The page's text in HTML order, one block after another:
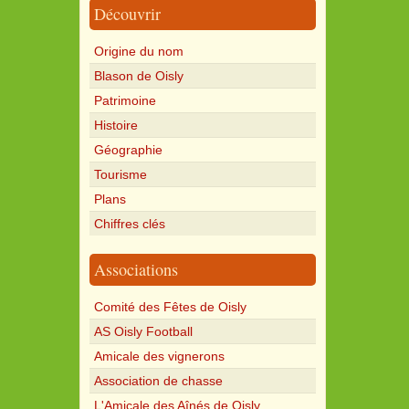
Découvrir
Origine du nom
Blason de Oisly
Patrimoine
Histoire
Géographie
Tourisme
Plans
Chiffres clés
Associations
Comité des Fêtes de Oisly
AS Oisly Football
Amicale des vignerons
Association de chasse
L'Amicale des Aînés de Oisly